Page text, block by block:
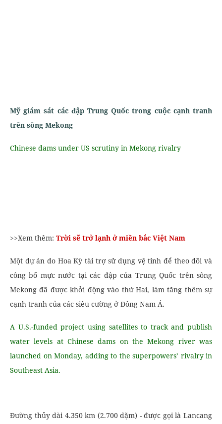
Mỹ giám sát các đập Trung Quốc trong cuộc cạnh tranh
trên sông Mekong
Chinese dams under US scrutiny in Mekong rivalry
>>Xem thêm: Trời sẽ trở lạnh ở miền bắc Việt Nam
Một dự án do Hoa Kỳ tài trợ sử dụng vệ tinh để theo dõi và
công bố mực nước tại các đập của Trung Quốc trên sông
Mekong đã được khởi động vào thứ Hai, làm tăng thêm sự
cạnh tranh của các siêu cường ở Đông Nam Á.
A U.S.-funded project using satellites to track and publish
water levels at Chinese dams on the Mekong river was
launched on Monday, adding to the superpowers’ rivalry in
Southeast Asia.
Đường thủy dài 4.350 km (2.700 dặm) - được gọi là Lancang